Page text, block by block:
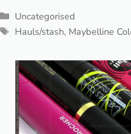
Categories
Uncategorised
Tags
Hauls/stash, Maybelline